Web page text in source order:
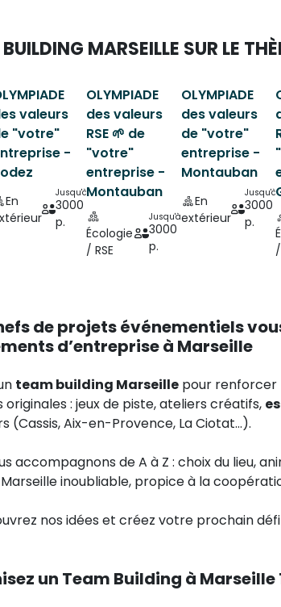
MARSEILLE SUR LE
valeurs
"votre"
-
En
Jusqu'à
3000
p.
OLYMPIADE
des valeurs
RSE 🌱 de
"votre"
entreprise -
Montauban
Écologie
/ RSE
Jusqu'à
3000
p.
OLYMPIADE
des valeurs
de "votre"
entreprise -
Montauban
En
extérieur
Jusqu'à
3000
p.
/
de projets événementiels
d’entreprise à Marseille
team building Marseille pour renforcer
: jeux de piste, ateliers créatifs,
(Cassis, Aix-en-Provence, La Ciotat…).
accompagnons de A à Z : choix du lieu,
inoubliable, propice à la
nos idées et créez votre prochain
un Team Building à